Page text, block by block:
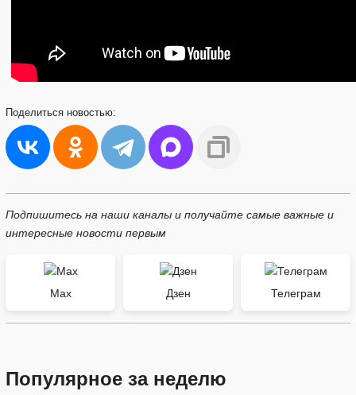
Поделиться новостью:
Подпишитесь на наши каналы и получайте самые важные и
интересные новости первым
Max Дзен Телеграм
Популярное за неделю